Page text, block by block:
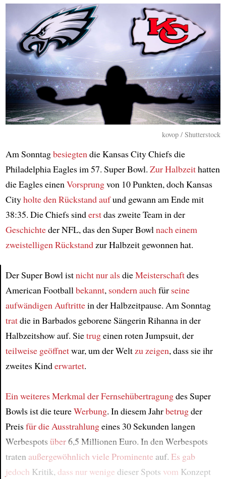
Article
kovop / Shutterstock
Am Sonntagbesiegten die Kansas City Chiefs die
Philadelphia Eagles im 57. Super Bowl. Zur Halbzeithatten
die Eagles einen Vorsprungvon 10 Punkten, doch Kansas
Cityholte den Rückstand aufund gewann am Ende mit
38:35. Die Chiefs sinderstdas zweite Team in der
Geschichteder NFL, das den Super Bowl nach einem
zweistelligen Rückstandzur Halbzeit gewonnen hat.
Der Super Bowl istnicht nur alsdieMeisterschaftdes
American Football bekannt, sondern auch für seine
aufwändigen Auftrittein der Halbzeitpause. Am Sonntag
tratdie in Barbados geborene Sängerin Rihanna in der
Halbzeitshow auf. Sietrugeinen roten Jumpsuit, der
teilweise geöffnetwar, um der Welt zu zeigen, dass sie ihr
zweites Kinderwartet.
Ein weiteres Merkmal der Fernsehübertragungdes Super
Bowls ist die teureWerbung. In diesem Jahrbetrugder
Preisfür die Ausstrahlungeines 30 Sekunden langen
Werbespots über6,5 Millionen Euro. In den Werbespots
traten außergewöhnlich viele Prominenteauf. Es gab
jedoch Kritik, dass nur wenige dieser Spots vom Konzept